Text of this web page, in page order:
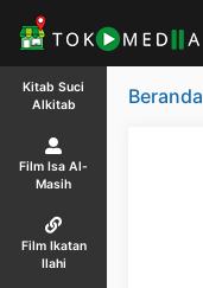
Kitab Suci
Alkitab
Film Isa Al-
Masih
Film Ikatan
Ilahi
Beranda